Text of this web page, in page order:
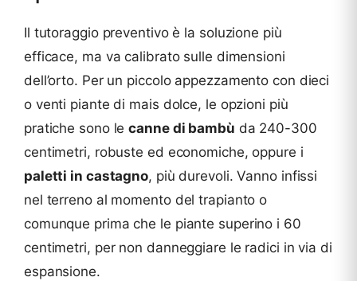
Il tutoraggio preventivo è la soluzione più
efficace, ma va calibrato sulle dimensioni
dell’orto. Per un piccolo appezzamento con dieci
o venti piante di mais dolce, le opzioni più
pratiche sono lecanne di bambù da 240-300
centimetri, robuste ed economiche, oppure i
paletti in castagno, più durevoli. Vanno infissi
nel terreno al momento del trapianto o
comunque prima che le piante superino i 60
centimetri, per non danneggiare le radici in via di
espansione.